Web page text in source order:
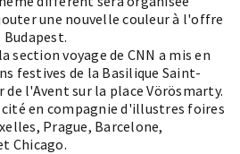
une nouvelle couleur à l'offre
Budapest.
section voyage de CNN a mis en
festives de la Basilique Saint-
l'Avent sur la place Vörösmarty.
cité en compagnie d'illustres foires
Prague, Barcelone,
Chicago.